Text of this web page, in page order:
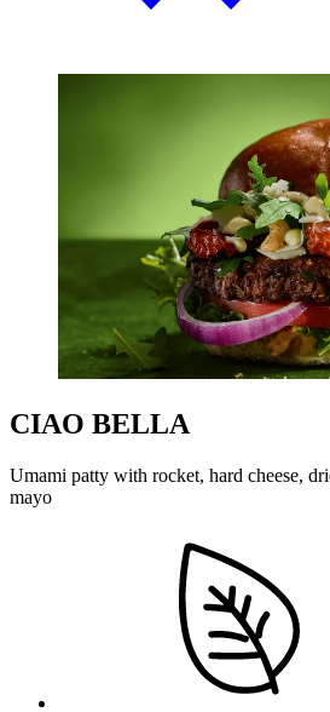
CIAO BELLA
Umami patty with rocket, hard cheese,
mayo